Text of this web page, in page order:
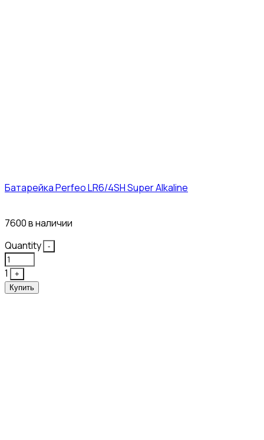
Батарейка Perfeo LR6/4SH Super Alkaline
7600 в наличии
Quantity
-
1
+
Купить